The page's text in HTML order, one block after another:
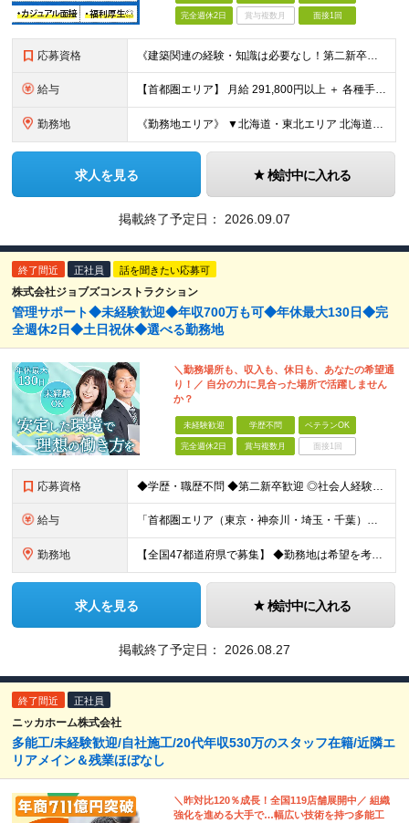
完全週休2日 賞与複数月 面接1回
応募資格 《建築関連の経験・知識は必要なし！第二新卒歓迎》 ◎学歴・経歴・性別不問 ★20～30代メンバーが活躍中 ★U・Iターン歓迎 《応募条件》 ◆35歳までの方（若年層の長期キャリア形成を図るため） ※
給与 【首都圏エリア】 月給 291,800円以上 ＋ 各種手当 【北関東エリア】 月給 264,260円以上 ＋ 各種手当 【関西・四国エリア】 月給 278,040円以上 ＋ 各種手当 【中部エリ
勤務地 《勤務地エリア》 ▼北海道・東北エリア 北海道、青森県、秋田県、宮城県、岩手県、山形県、福島県 ▼関東エリア 東京都、神奈川県、埼玉県、茨城県、千葉県、群馬県、栃木県 ▼東海・北陸エリア 新潟県、
求人を見る 検討中に入れる
掲載終了予定日： 2026.09.07
終了間近 正社員 話を聞きたい応募可
株式会社ジョブズコンストラクション
管理サポート◆未経験歓迎◆年収700万も可◆年休最大130日◆完
全週休2日◆土日祝休◆選べる勤務地
＼勤務場所も、収入も、休日も、あなたの希望通
り！／ 自分の力に見合った場所で活躍しません
か？
未経験歓迎 学歴不問 ベテランOK
完全週休2日 賞与複数月 面接1回
応募資格 ◆学歴・職歴不問 ◆第二新卒歓迎 ◎社会人経験10～20年以上ある方も活躍中！ ◎これまでの学歴・職歴・転職回数等は一切問いません！ 正社員経験の有無は問わないため、不安がある方も、まずはご相談くだ
給与 「首都圏エリア（東京・神奈川・埼玉・千葉）」 ◆月給25万円～50万円＋各種手当 「首都圏以外のエリア」 ◆月給23万円～50万円＋各種手当 ・あなたの給与は、これまでの経験や能力を考慮の上、決定
勤務地 【全国47都道府県で募集】 ◆勤務地は希望を考慮 ◆転勤なし ◆U・I・Jターン歓迎！ 配属先は以下いずれかのプロジェクト先となります。 ＼積極採用中／ 関東：東京都、神奈川県、埼玉県、千葉県 東
求人を見る 検討中に入れる
掲載終了予定日： 2026.08.27
終了間近 正社員
ニッカホーム株式会社
多能工/未経験歓迎/自社施工/20代年収530万のスタッフ在籍/近隣エ
リアメイン＆残業ほぼなし
＼昨対比120％成長！全国119店舗展開中／ 組織
強化を進める大手で…幅広い技術を持つ多能工